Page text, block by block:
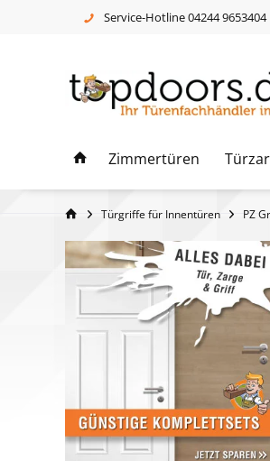
Service-Hotline 04244 9653404
Zimmertüren
Türgriffe für Innentüren PZ